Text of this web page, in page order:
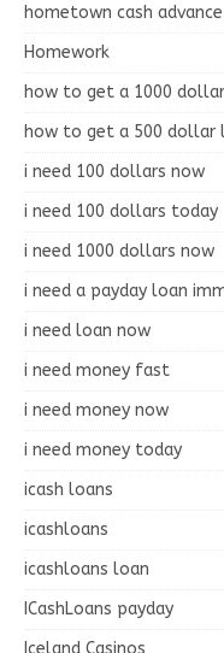
hometown cash
Homework
how to get a 1000
how to get a 500 dollar
i need 100 dollars now
i need 100 dollars today
i need 1000 dollars now
i need a payday loan
i need loan now
i need money fast
i need money now
i need money today
icash loans
icashloans
icashloans loan
ICashLoans payday
Iceland Casinos